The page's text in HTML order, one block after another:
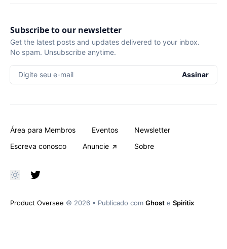
Subscribe to our newsletter
Get the latest posts and updates delivered to your inbox.
No spam. Unsubscribe anytime.
Digite seu e-mail Assinar
Área para Membros Eventos
Newsletter
Escreva conosco
Anuncie Sobre
Product Oversee © 2026 • Publicado com Ghost e Spiritix